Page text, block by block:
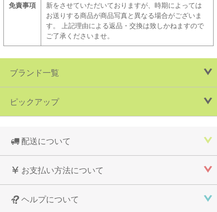
免責事項
新をさせていただいておりますが、時期によっては
お送りする商品が商品写真と異なる場合がございま
す。 上記理由による返品・交換は致しかねますので
ご了承くださいませ。
ブランド一覧
ピックアップ
配送について
お支払い方法について
ヘルプについて